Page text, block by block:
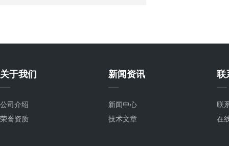
关于我们
公司介绍
荣誉资质
新闻资讯
新闻中心
技术文章
联
联
在